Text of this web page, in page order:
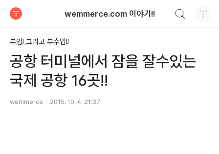
wemmerce.com 이야기!!
부업! 그리고 부수입!!
공항 터미널에서 잠을 잘수있는
국제 공항 16곳!!
wemmerce 2015. 10. 4. 21:37